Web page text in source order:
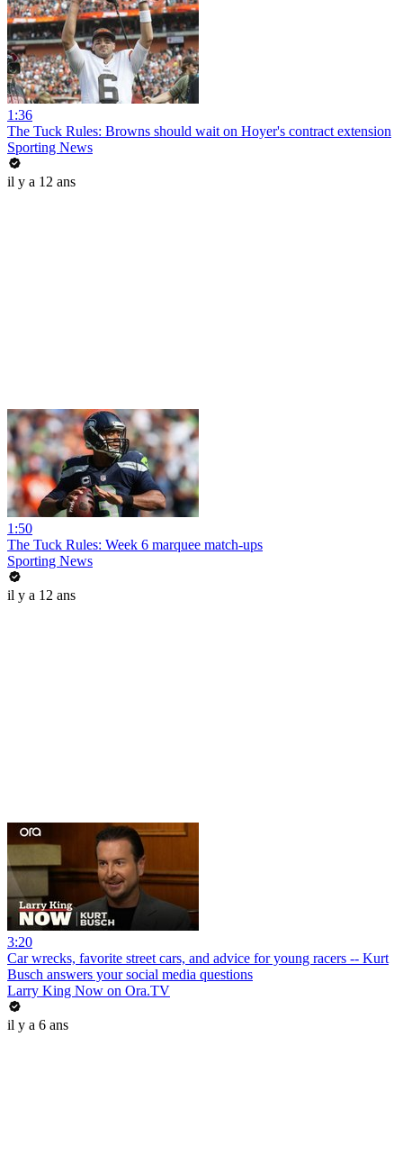
1:36
The Tuck Rules: Browns should wait on Hoyer's contract extension
Sporting News
il y a 12 ans
1:50
The Tuck Rules: Week 6 marquee match-ups
Sporting News
il y a 12 ans
3:20
Car wrecks, favorite street cars, and advice for young racers -- Kurt
Busch answers your social media questions
Larry King Now on Ora.TV
il y a 6 ans